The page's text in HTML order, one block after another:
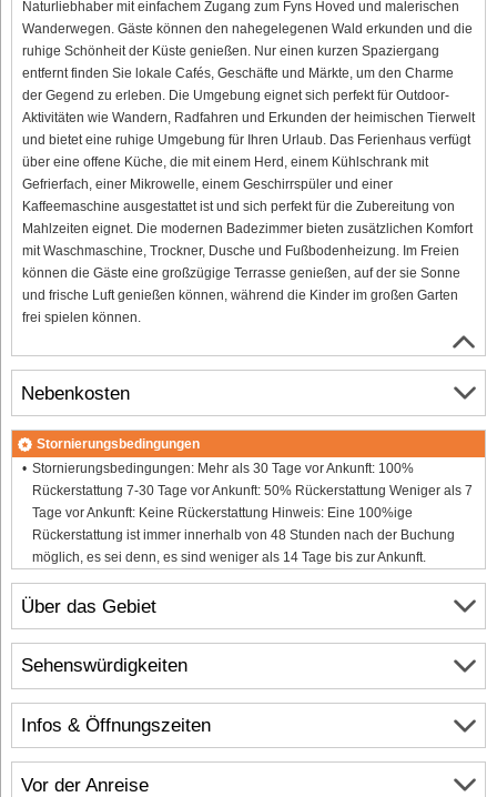
Naturliebhaber mit einfachem Zugang zum Fyns Hoved und malerischen
Wanderwegen. Gäste können den nahegelegenen Wald erkunden und die
ruhige Schönheit der Küste genießen. Nur einen kurzen Spaziergang
entfernt finden Sie lokale Cafés, Geschäfte und Märkte, um den Charme
der Gegend zu erleben. Die Umgebung eignet sich perfekt für Outdoor-
Aktivitäten wie Wandern, Radfahren und Erkunden der heimischen Tierwelt
und bietet eine ruhige Umgebung für Ihren Urlaub. Das Ferienhaus verfügt
über eine offene Küche, die mit einem Herd, einem Kühlschrank mit
Gefrierfach, einer Mikrowelle, einem Geschirrspüler und einer
Kaffeemaschine ausgestattet ist und sich perfekt für die Zubereitung von
Mahlzeiten eignet. Die modernen Badezimmer bieten zusätzlichen Komfort
mit Waschmaschine, Trockner, Dusche und Fußbodenheizung. Im Freien
können die Gäste eine großzügige Terrasse genießen, auf der sie Sonne
und frische Luft genießen können, während die Kinder im großen Garten
frei spielen können.
Über das Gebiet
Infos & Öffnungszeiten
Vor der Anreise
Nebenkosten
Stornierungsbedingungen
Stornierungsbedingungen: Mehr als 30 Tage vor Ankunft: 100%
Rückerstattung 7-30 Tage vor Ankunft: 50% Rückerstattung Weniger als 7
Tage vor Ankunft: Keine Rückerstattung Hinweis: Eine 100%ige
Rückerstattung ist immer innerhalb von 48 Stunden nach der Buchung
möglich, es sei denn, es sind weniger als 14 Tage bis zur Ankunft.
Sehenswürdigkeiten